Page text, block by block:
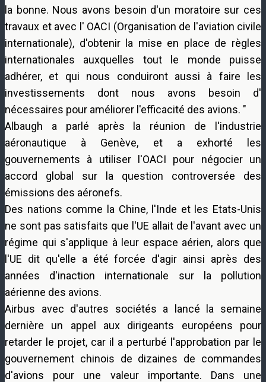
la bonne. Nous avons besoin d'un moratoire sur ces
travaux et avec l' OACI (Organisation de l'aviation civile
internationale), d'obtenirla mise en place de règles
internationales
auxquelles tout le monde
puisse
adhérer, et qui nous conduiront aussi à
faire les
investissements
dont nous avons besoin
d'
nécessaires pour améliorer l'efficacité des avions. "
Albaugh
a parlé après la réunion de l'industrie
aéronautique à Genève, et a exhorté les
gouvernements
à utiliser l'OACI pour négocier un
accord global
sur la question controversée
des
émissions des aéronefs.
Des nations comme la Chine, l'Inde et les Etats-Unis
ne sont pas satisfaits que l'UE allait de l'avant avec un
régime qui s'applique à leur espace aérien, alors que
l'UE dit qu'elle a été forcée d'agir ainsi après des
années
d'inaction internationale
sur la pollution
aérienne des avions.
Airbus avec d'autres sociétés a lancé la semaine
dernière
un appel aux dirigeants européens
pour
retarder le projet, car il a perturbé l'approbation par le
gouvernement chinois de dizaines de commandes
d'avions
pour une valeur importante. Dans une